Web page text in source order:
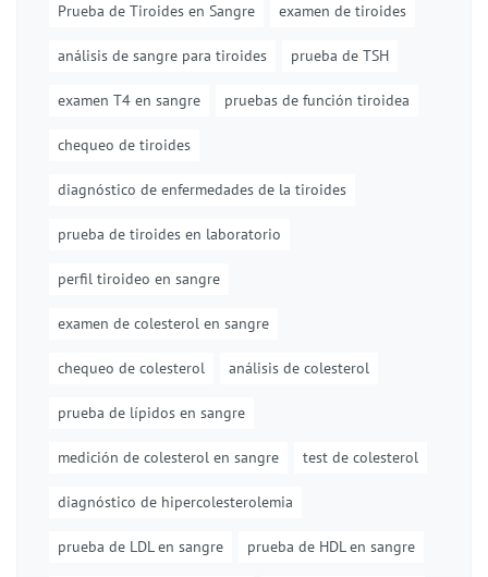
Prueba de Tiroides en Sangre examen de tiroides
análisis de sangre para tiroides prueba de TSH
examen T4 en sangre pruebas de función tiroidea
chequeo de tiroides
diagnóstico de enfermedades de la tiroides
prueba de tiroides en laboratorio
perfil tiroideo en sangre
examen de colesterol en sangre
chequeo de colesterol análisis de colesterol
prueba de lípidos en sangre
medición de colesterol en sangre test de colesterol
diagnóstico de hipercolesterolemia
prueba de LDL en sangre prueba de HDL en sangre